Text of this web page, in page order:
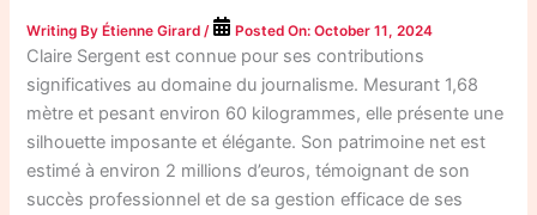
Writing ByÉtienne Girard / Posted On:October 11, 2024
Claire Sergent est connue pour ses contributions
significatives au domaine du journalisme. Mesurant 1,68
mètre et pesant environ 60 kilogrammes, elle présente une
silhouette imposante et élégante. Son patrimoine net est
estimé à environ 2 millions d’euros, témoignant de son
succès professionnel et de sa gestion efficace de ses